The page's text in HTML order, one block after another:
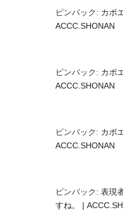
ピンバック: カポ
ACCC.SHONAN
ピンバック: カポ
ACCC.SHONAN
ピンバック: カポ
ACCC.SHONAN
ピンバック: 表現
すね。 |